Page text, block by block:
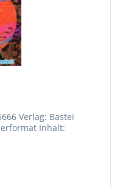
Verlag: Bastei
Inhalt: